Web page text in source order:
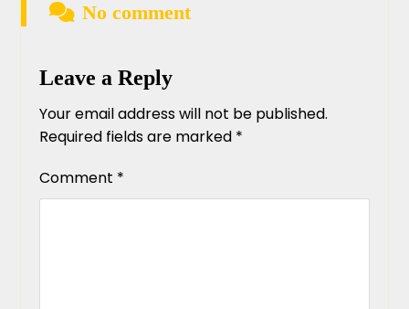
No comment
Leave a Reply
Your email address will not be published.
Required fields are marked *
Comment *